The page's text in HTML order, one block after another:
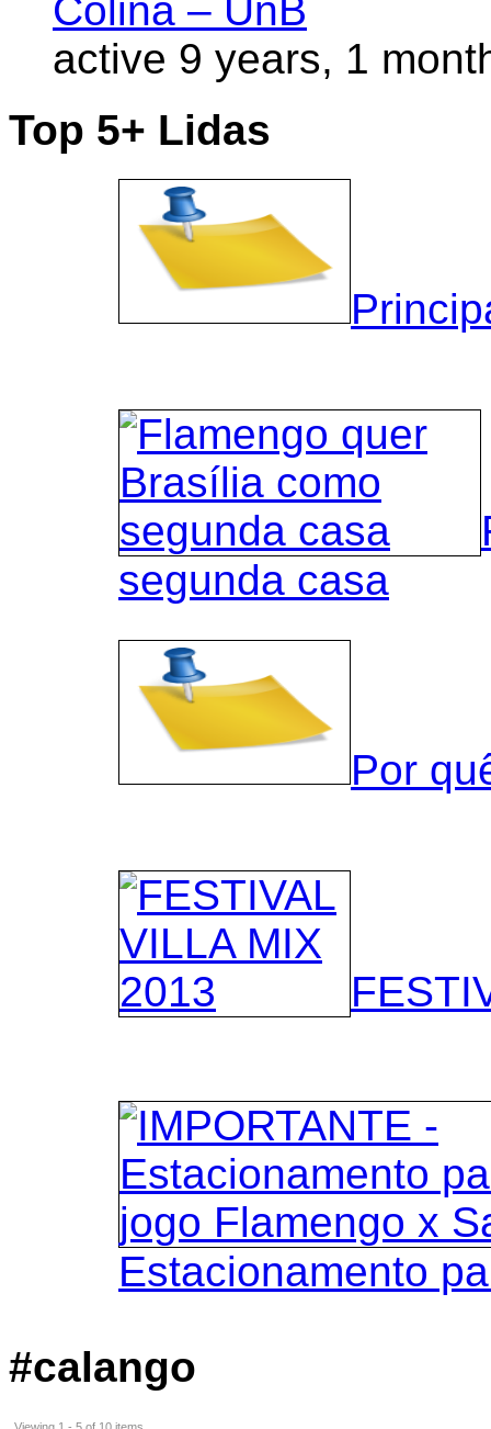
Colina – UnB
active 9 years, 1
Top 5+ Lidas
segunda casa
Por
Estacionamento
#calango